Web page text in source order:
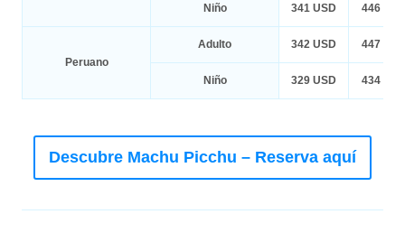
Niño 341 USD 446
Peruano
Adulto 342 USD 447
Niño 329 USD 434
Descubre Machu Picchu – Reserva aquí